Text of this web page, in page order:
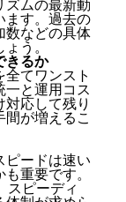
ズムの最新動
ます。過去の
数などの具体
う。
きるか
てワンスト
一と運用コス
対応して残り
が増えるこ
ピードは速い
重要です。
スピーディ